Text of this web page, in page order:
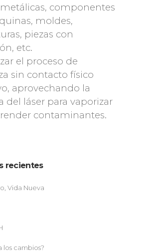
componentes
moldes,
piezas con
etc.
el proceso de
sin contacto físico
aprovechando la
del láser para vaporizar
contaminantes.
recientes
Vida Nueva
los cambios?